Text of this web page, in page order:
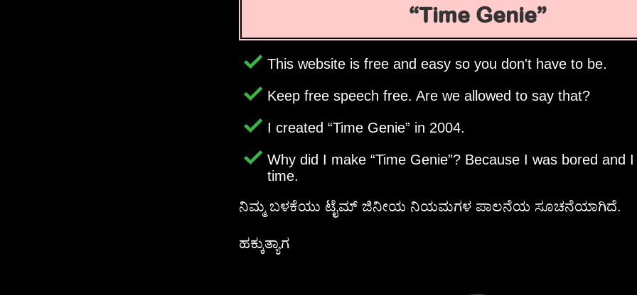
Time Genie
This website is free and easy so you don't have to be.
Keep free speech free. Are we allowed to say that?
I created Time Genie in 2004.
Why did I make Time Genie ? Because I was bored and
time.
ನಿಮ್ಮ ಬಳಕೆಯು ಟೈಮ್ ಜಿನೀಯ ನಿಯಮಗಳ ಪಾಲನೆಯ ಸೂಚನೆಯಾಗಿದೆ.
ಹಕ್ಕುತ್ಯಾಗ